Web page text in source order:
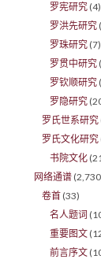
罗宪研究 (4)
罗洪先研究
罗珠研究 (7)
罗贯中研究
罗钦顺研究
罗隐研究
罗氏世系研究
罗氏文化研究
书院文化
网络通谱
卷首 (33)
名人题词
重要图文
前言序文